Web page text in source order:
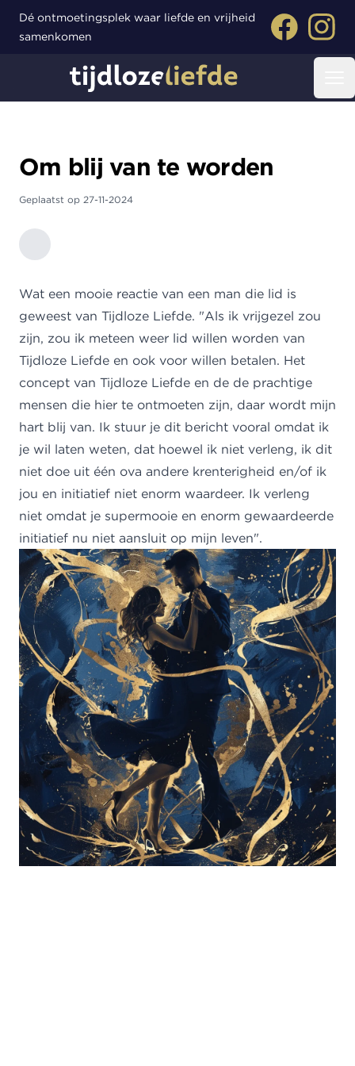
Dé ontmoetingsplek waar liefde en vrijheid
samenkomen
Facebook
Tijdloze liefde
Om blij van te worden
Geplaatst op 27-11-2024
Wat een mooie reactie van een man die lid is
geweest van Tijdloze Liefde. "Als ik vrijgezel zou
zijn, zou ik meteen weer lid willen worden van
Tijdloze Liefde en ook voor willen betalen. Het
concept van Tijdloze Liefde en de de prachtige
mensen die hier te ontmoeten zijn, daar wordt mijn
hart blij van. Ik stuur je dit bericht vooral omdat ik
je wil laten weten, dat hoewel ik niet verleng, ik dit
niet doe uit één ova andere krenterigheid en/of ik
jou en initiatief niet enorm waardeer. Ik verleng
niet omdat je supermooie en enorm gewaardeerde
initiatief nu niet aansluit op mijn leven".